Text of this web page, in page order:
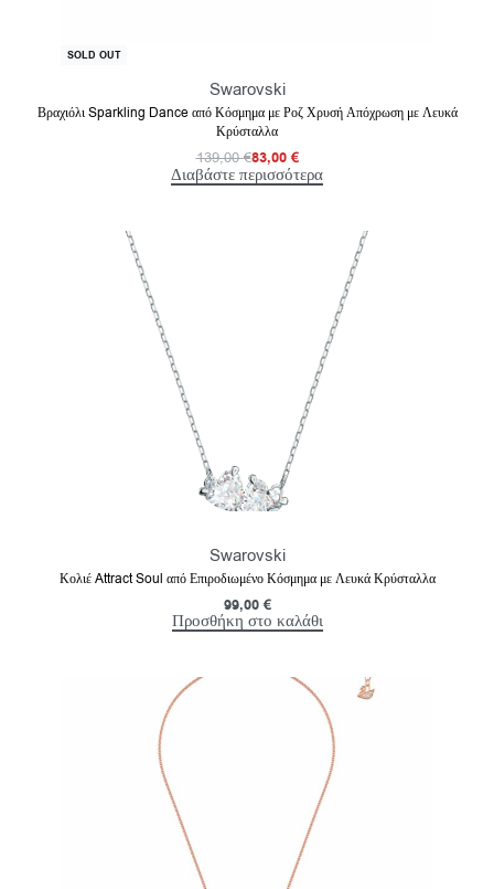
-40% OFF
SOLD OUT
Swarovski
Βραχιόλι Sparkling Dance από Κόσμημα με Ροζ Χρυσή Απόχρωση με Λευκά
Κρύσταλλα
139,00€83,00 €
Διαβάστε περισσότερα
Swarovski
Κολιέ Attract Soul από Επιροδιωμένο Κόσμημα με Λευκά Κρύσταλλα
99,00 €
Προσθήκη στο καλάθι